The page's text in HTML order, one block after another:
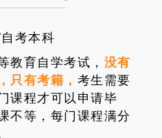
考本科
教育自学考试， 没有
只有考籍， 考生需要
课程才可以申请毕
不等，每门课程满分